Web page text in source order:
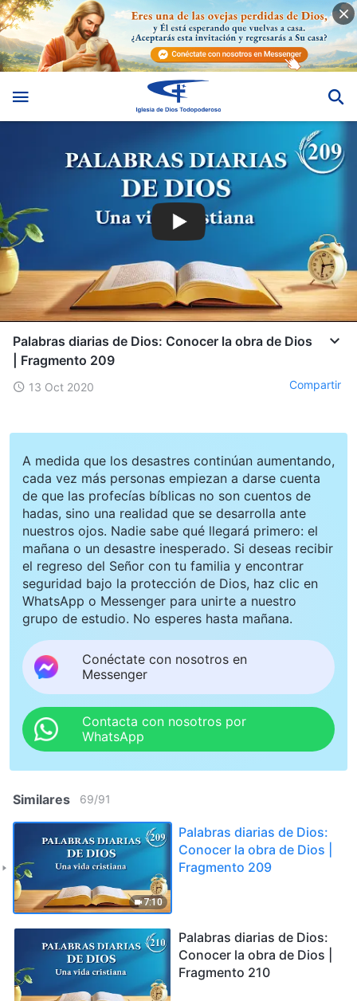
Palabras diarias de Dios: Conocer la obra de Dios
| Fragmento 209
13 Oct 2020 Compartir
A medida que los desastres continúan aumentando,
cada vez más personas empiezan a darse cuenta
de que las profecías bíblicas no son cuentos de
hadas, sino una realidad que se desarrolla ante
nuestros ojos. Nadie sabe qué llegará primero: el
mañana o un desastre inesperado. Si deseas recibir
el regreso del Señor con tu familia y encontrar
seguridad bajo la protección de Dios, haz clic en
WhatsApp o Messenger para unirte a nuestro
grupo de estudio. No esperes hasta mañana.
Conéctate con nosotros en
Messenger
Contacta con nosotros por
WhatsApp
Similares 69/91
7:10
Palabras diarias de Dios:
Conocer la obra de Dios |
Fragmento 209
Palabras diarias de Dios:
Conocer la obra de Dios |
Fragmento 210